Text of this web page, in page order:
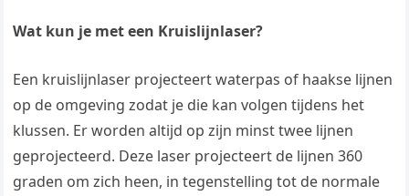
Wat kun je met een Kruislijnlaser?
Een kruislijnlaser projecteert waterpas of haakse lijnen
op de omgeving zodat je die kan volgen tijdens het
klussen. Er worden altijd op zijn minst twee lijnen
geprojecteerd. Deze laser projecteert de lijnen 360
graden om zich heen, in tegenstelling tot de normale